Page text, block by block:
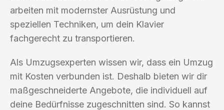
arbeiten mit modernster Ausrüstung und
speziellen Techniken, um dein Klavier
fachgerecht zu transportieren.
Als Umzugsexperten wissen wir, dass ein Umzug
mit Kosten verbunden ist. Deshalb bieten wir dir
maßgeschneiderte Angebote, die individuell auf
deine Bedürfnisse zugeschnitten sind. So kannst